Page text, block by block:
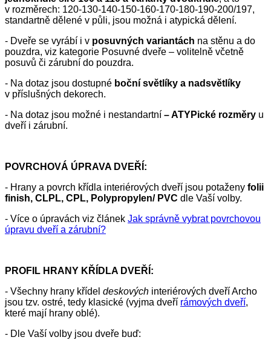
v rozměrech: 120-130-140-150-160-170-180-190-200/197,
standartně dělené v půli, jsou možná i atypická dělení.
- Dveře se vyrábí i v posuvných variantách na stěnu a do
pouzdra, viz kategorie Posuvné dveře – volitelně včetně
posuvů či zárubní do pouzdra.
- Na dotaz jsou dostupné boční světlíky a nadsvětlíky
v příslušných dekorech.
- Na dotaz jsou možné i nestandartní – ATYPické rozměry u
dveří i zárubní.
POVRCHOVÁ ÚPRAVA DVEŘÍ:
- Hrany a povrch křídla interiérových dveří jsou potaženy folii
finish, CLPL, CPL, Polypropylen/ PVC dle Vaší volby.
- Více o úpravách viz článek Jak správně vybrat povrchovou
úpravu dveří a zárubní?
PROFIL HRANY KŘÍDLA DVEŘÍ:
- Všechny hrany křídel deskových interiérových dveří Archo
jsou tzv. ostré, tedy klasické (vyjma dveří rámových dveří,
které mají hrany oblé).
- Dle Vaší volby jsou dveře buď: